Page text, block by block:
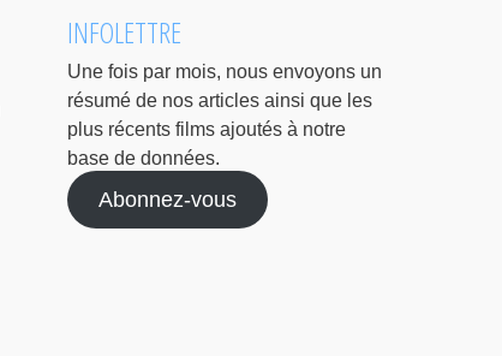
INFOLETTRE
Une fois par mois, nous envoyons un
résumé de nos articles ainsi que les
plus récents films ajoutés à notre
base de données.
Abonnez-vous